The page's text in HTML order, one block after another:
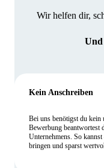
Wir helfen dir,
Und
Kein Anschreiben
Bei uns benötigst du kein
Bewerbung beantwortest
Unternehmens. So
bringen und sparst